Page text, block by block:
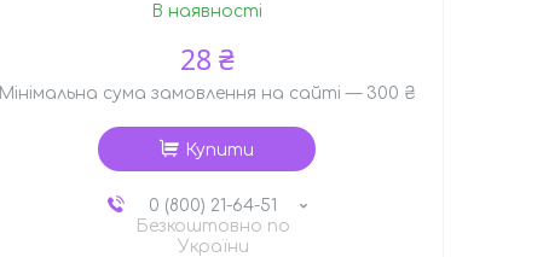
В наявності
28 ₴
Мінімальна сума замовлення на сайті — 300 ₴
Купити
0 (800) 21-64-51
Безкоштовно по
України